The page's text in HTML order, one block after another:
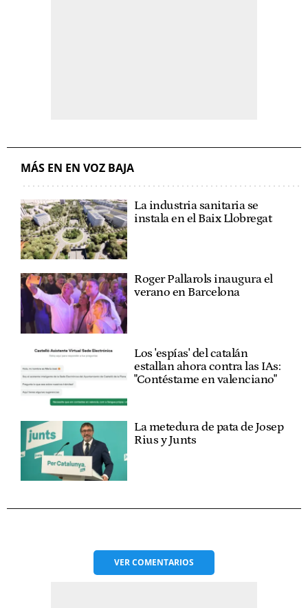
MÁS EN EN VOZ BAJA
La industria sanitaria se
instala en el Baix Llobregat
Roger Pallarols inaugura el
verano en Barcelona
Los 'espías' del catalán
estallan ahora contra las IAs:
"Contéstame en valenciano"
La metedura de pata de Josep
Rius y Junts
VERCOMENTARIOS